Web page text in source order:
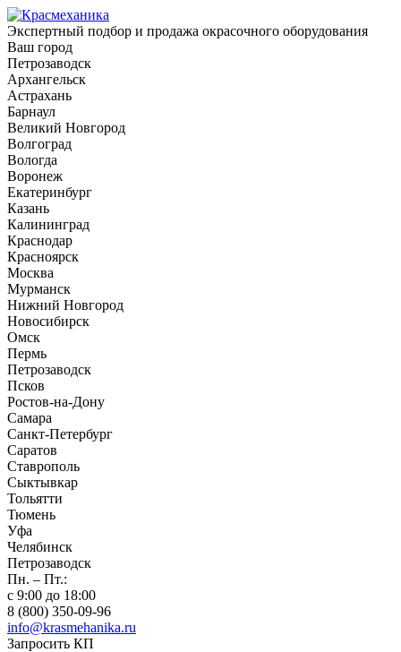
Экспертный подбор и продажа окрасочного оборудования
Ваш город
Петрозаводск
Архангельск
Астрахань
Барнаул
Великий Новгород
Волгоград
Вологда
Воронеж
Екатеринбург
Казань
Калининград
Краснодар
Красноярск
Москва
Мурманск
Нижний Новгород
Новосибирск
Омск
Пермь
Петрозаводск
Псков
Ростов-на-Дону
Самара
Санкт-Петербург
Саратов
Ставрополь
Сыктывкар
Тольятти
Тюмень
Уфа
Челябинск
Петрозаводск
Пн. – Пт.:
с 9:00 до 18:00
8 (800) 350-09-96
info@krasmehanika.ru
Запросить КП